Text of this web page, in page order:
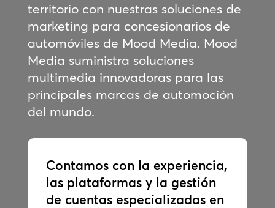
territorio con nuestras soluciones de
marketing para concesionarios de
automóviles de Mood Media. Mood
Media suministra soluciones
multimedia innovadoras para las
principales marcas de automoción
del mundo.
Contamos con la experiencia,
las plataformas y la gestión
de cuentas especializadas en